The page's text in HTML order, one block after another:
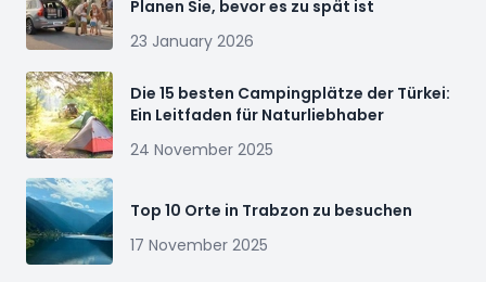
Planen Sie, bevor es zu spät ist
23 January 2026
Die 15 besten Campingplätze der Türkei:
Ein Leitfaden für Naturliebhaber
24 November 2025
Top 10 Orte in Trabzon zu besuchen
17 November 2025